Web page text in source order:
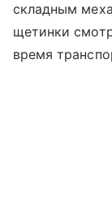
складным
щетинки
время